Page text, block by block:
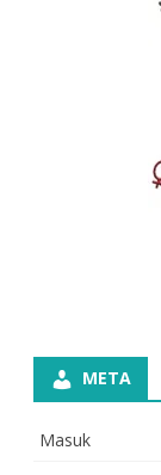
META
Masuk